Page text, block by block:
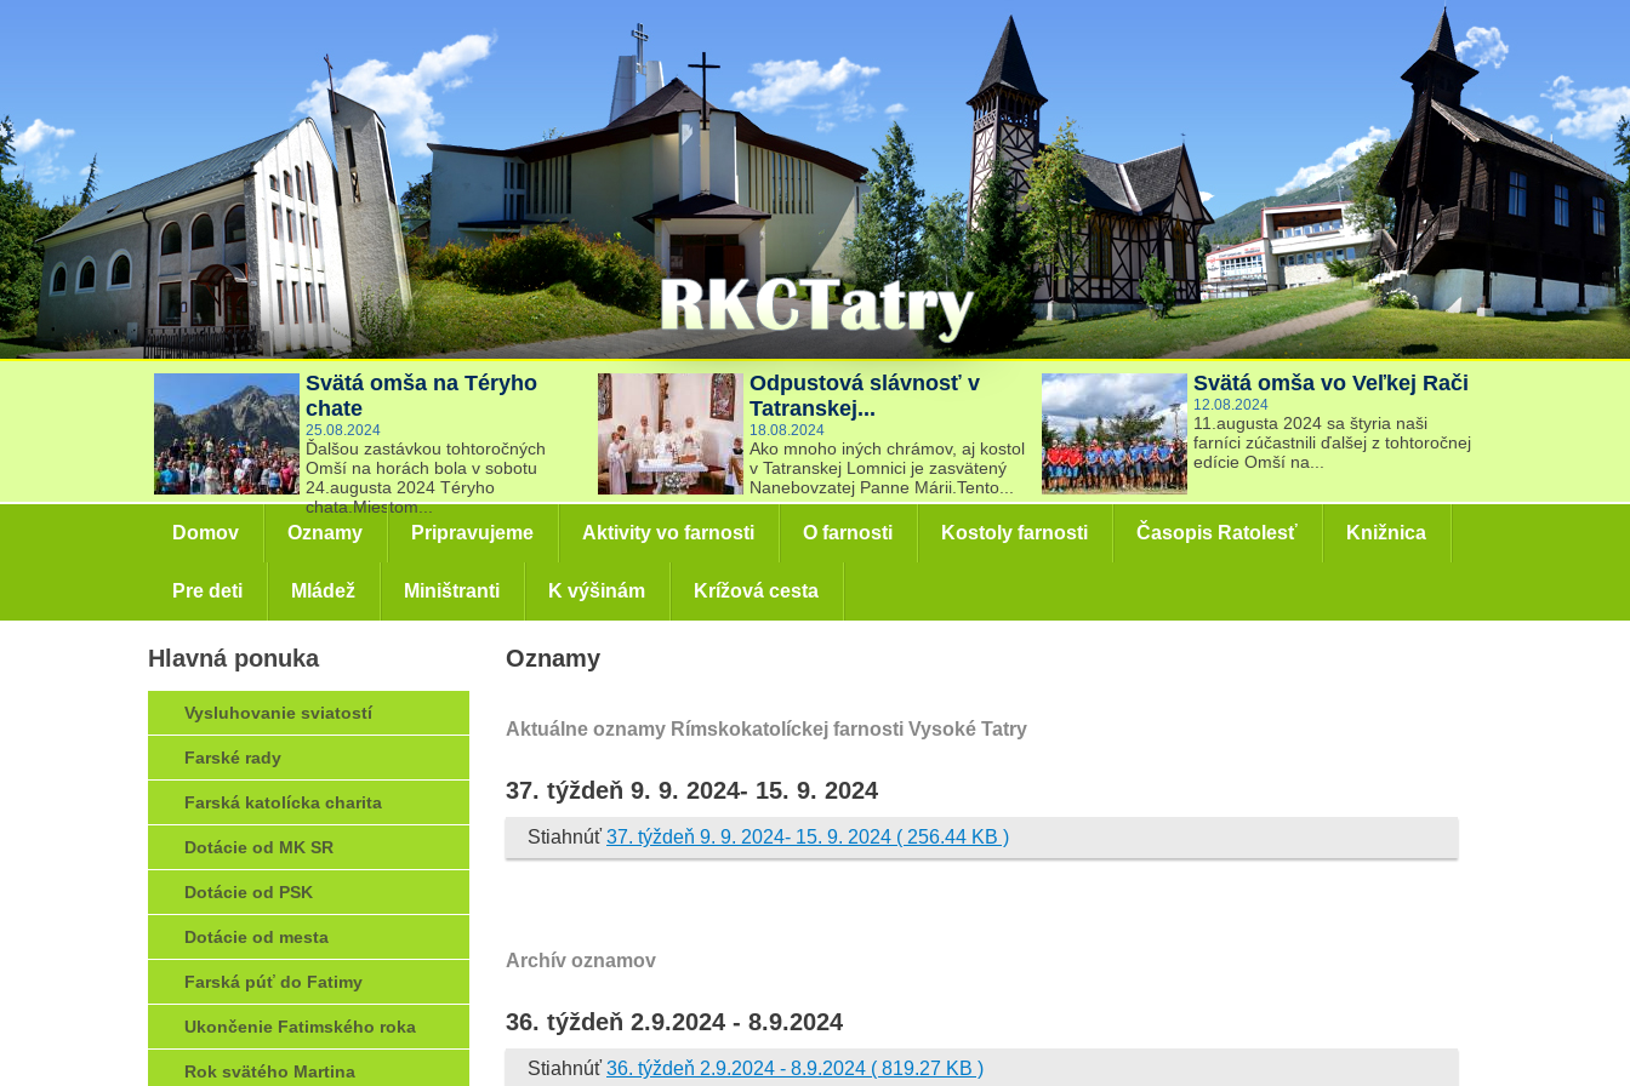
Svätá omša na Téryho
chate
25.08.2024
Ďalšou zastávkou tohtoročných
Omší na horách bola v sobotu
24.augusta 2024 Téryho
chata.Miestom...
Odpustová slávnosť v
Tatranskej...
18.08.2024
Ako mnoho iných chrámov, aj kostol
v Tatranskej Lomnici je zasvätený
Nanebovzatej Panne Márii.Tento...
Svätá omša vo Veľkej Rači
12.08.2024
11.augusta 2024 sa štyria naši
farníci zúčastnili ďalšej z tohtoročnej
edície Omší na...
Domov Oznamy Pripravujeme Aktivity vo farnosti O farnosti Kostoly farnosti Časopis Ratolesť Knižnica
Pre deti Mládež Miništranti K výšinám Krížová cesta
Hlavná ponuka
Vysluhovanie sviatostí
Farské rady
Farská katolícka charita
Dotácie od MK SR
Dotácie od PSK
Dotácie od mesta
Farská púť do Fatimy
Ukončenie Fatimského roka
Rok svätého Martina
Oznamy
Aktuálne oznamy Rímskokatolíckej farnosti Vysoké Tatry
37. týždeň 9. 9. 2024- 15. 9. 2024
Stiahnúť 37. týždeň 9. 9. 2024- 15. 9. 2024 ( 256.44 KB )
Archív oznamov
36. týždeň 2.9.2024 - 8.9.2024
Stiahnúť 36. týždeň 2.9.2024 - 8.9.2024 ( 819.27 KB )